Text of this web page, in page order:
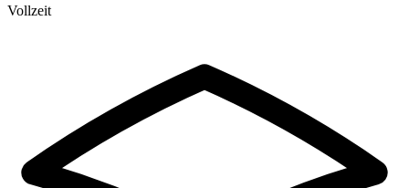
Vollzeit